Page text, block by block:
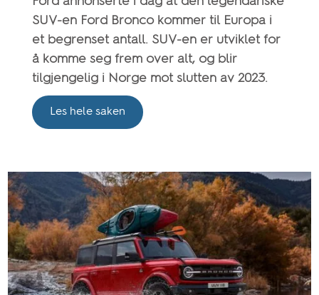
SUV-en Ford Bronco kommer til Europa i
et begrenset antall. SUV-en er utviklet for
å komme seg frem over alt, og blir
tilgjengelig i Norge mot slutten av 2023.
Les hele saken